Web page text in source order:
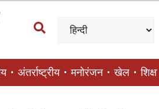
अंतर्राष्ट्रीय मनोरंजन खेल शिक्षा